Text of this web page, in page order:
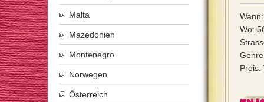
Wo:
Preis:
Malta
Mazedonien
Montenegro
Norwegen
Österreich